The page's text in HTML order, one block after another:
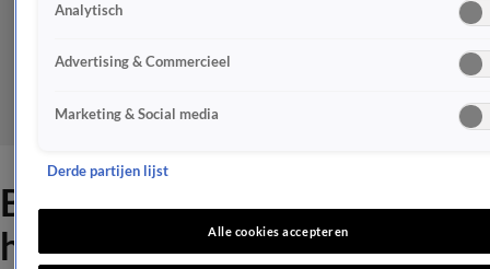
B&B Vol Liefde-Dani deelt
heugelijk nieuws: 'I said yes!'
Analytisch
Advertising & Commercieel
Marketing & Social media
Derde partijen lijst
Alle cookies accepteren